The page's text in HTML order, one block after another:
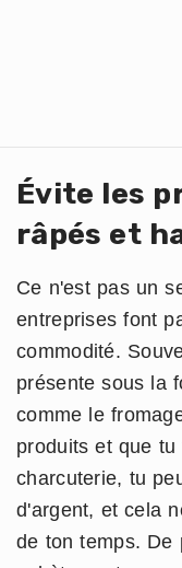
Évite les
râpés et
Ce n'est pas un
entreprises font
commodité.
présente sous la
comme le
produits et que
charcuterie, tu
d'argent, et cela
de ton temps. De